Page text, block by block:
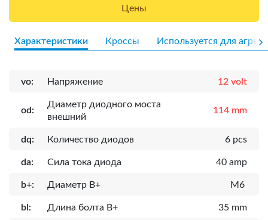
Цены
Характеристики Кроссы Используется для
vo: Напряжение 12 volt
od:
Диаметр диодного моста
внешний
114 mm
dq: Количество диодов 6 pcs
da: Сила тока диода 40 amp
b+: Диаметр B+ M6
bl: Длина болта B+ 35 mm